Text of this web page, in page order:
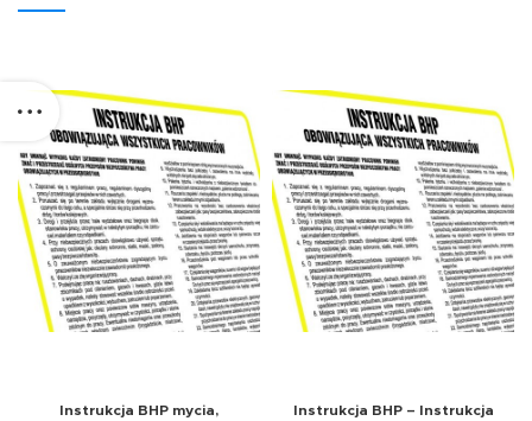
Instrukcja BHP mycia,
Instrukcja BHP – Instrukcja